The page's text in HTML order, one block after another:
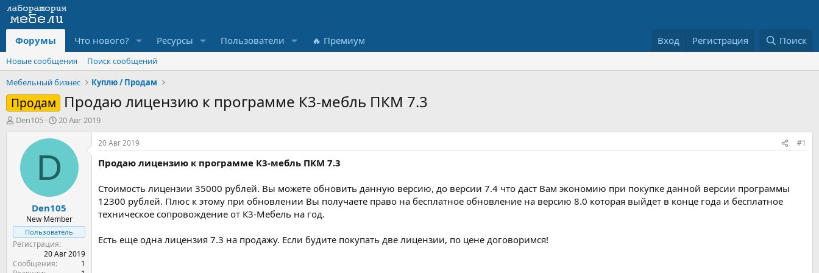
Форумы Что нового? Ресурсы Пользователи 🔥 Премиум Вход Регистрация Поиск
Новые сообщения
Поиск сообщений
Мебельный бизнес
Куплю / Продам
Продам Продаю лицензию к программе К3-мебль ПКМ 7.3
А
Den105
Д
т
н
а
а
л
а
20 Авг 2019
D
Den105
New Member
Пользователь
Регистрация
20 Авг 2019
Сообщения
1
20 Авг 2019 #1
Продаю лицензию к программе К3-мебль ПКМ 7.3
Стоимость лицензии 35000 рублей. Вы можете обновить данную версию, до версии 7.4 что даст Вам экономию при покупке данной версии программы
12300 рублей. Плюс к этому при обновлении Вы получаете право на бесплатное обновление на версию 8.0 которая выйдет в конце года и бесплатное
техническое сопровождение от К3-Мебель на год.
Есть еще одна лицензия 7.3 на продажу. Если будите покупать две лицензии, по цене договоримся!